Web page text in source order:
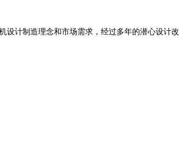
设计制造理念和市场需求，经过多年的潜心设计改